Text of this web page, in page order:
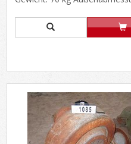
Motor: HE......